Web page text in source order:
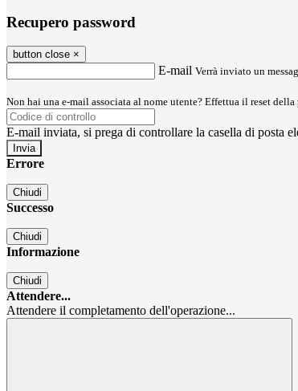
Recupero password
button close ×
E-mail Verrà inviato un
Non hai una e-mail associata al nome utente? Effettua il reset della
E-mail inviata, si prega di controllare la casella di posta
Errore
Chiudi
Successo
Chiudi
Informazione
Chiudi
Attendere...
Attendere il completamento dell'operazione...